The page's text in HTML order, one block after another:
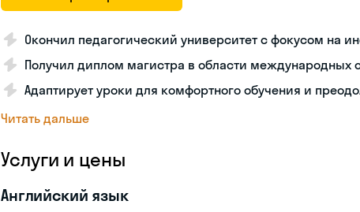
Окончил педагогический университет с фокусом на
Получил диплом магистра в области международных
Адаптирует уроки для комфортного обучения и
Читать дальше
Услуги и цены
Английский язык